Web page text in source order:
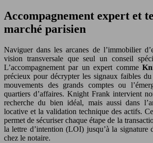
Accompagnement expert et
marché parisien
Naviguer dans les arcanes de l’immobilier
vision transversale que seul un conseil
L’accompagnement par un expert comme
précieux pour décrypter les signaux faibles
mouvements des grands comptes ou
quartiers d’affaires. Knight Frank intervient
recherche du bien idéal, mais aussi dans
locative et la validation technique des actifs.
permet de sécuriser chaque étape de la
la lettre d’intention (LOI) jusqu’à la signature
chez le notaire.